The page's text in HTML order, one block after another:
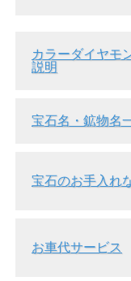
カラーダイヤモ
説明
宝石名・鉱物名
宝石のお手入れ
お車代サービス